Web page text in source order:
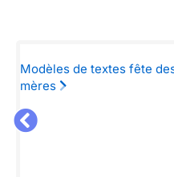
Modèles de textes fête
mères